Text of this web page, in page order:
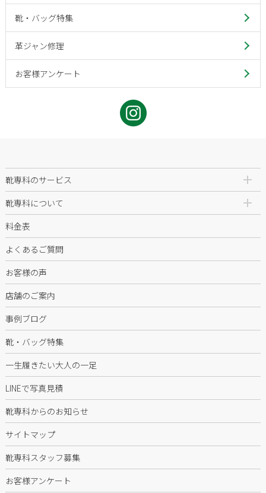
靴・バッグ特集
革ジャン修理
お客様アンケート
靴専科のサービス
靴専科について
料金表
よくあるご質問
お客様の声
店舗のご案内
事例ブログ
靴・バッグ特集
一生履きたい大人の一足
LINEで写真見積
靴専科からのお知らせ
サイトマップ
靴専科スタッフ募集
お客様アンケート